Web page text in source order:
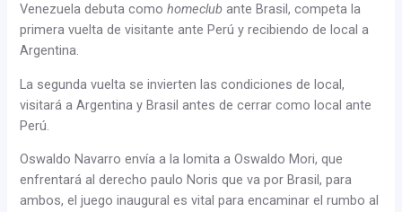
Venezuela debuta comohomeclub ante Brasil, competa la
primera vuelta de visitante ante Perú y recibiendo de local a
Argentina.
La segunda vuelta se invierten las condiciones de local,
visitará a Argentina y Brasil antes de cerrar como local ante
Perú.
Oswaldo Navarro envía a la lomita a Oswaldo Mori, que
enfrentará al derecho paulo Noris que va por Brasil, para
ambos, el juego inaugural es vital para encaminar el rumbo al